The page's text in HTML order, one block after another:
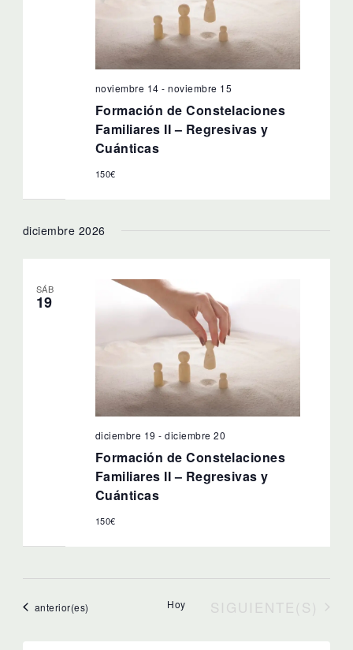
Formación de Constelaciones
Familiares II – Regresivas y
Cuánticas
noviembre 14 -noviembre 15
150€
diciembre 2026
SÁB
19
Formación de Constelaciones
Familiares II – Regresivas y
Cuánticas
diciembre 19 -diciembre 20
150€
Eventos
anterior(es) Hoy EVENTOS
SIGUIENTE(S)